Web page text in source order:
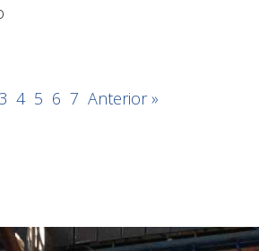
3 4 5 6 7 Anterior »